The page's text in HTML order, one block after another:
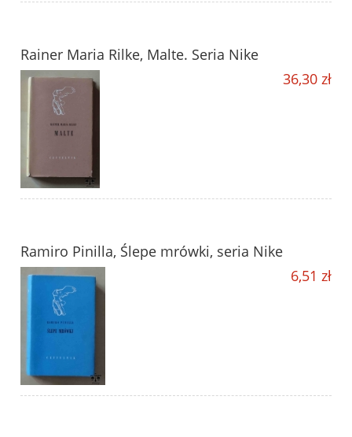
Rainer Maria Rilke, Malte. Seria Nike
36,30 zł
Ramiro Pinilla, Ślepe mrówki, seria Nike
6,51 zł